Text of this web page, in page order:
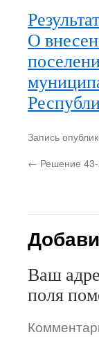
О
Запись
← Решение
Ваш
поля